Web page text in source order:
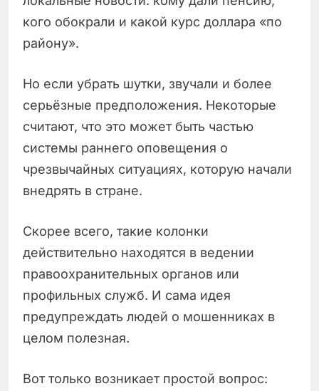
кого обокрали и какой курс доллара «по
району».
Но если убрать шутки, звучали и более
серьёзные предположения. Некоторые
считают, что это может быть частью
системы раннего оповещения о
чрезвычайных ситуациях, которую начали
внедрять в стране.
Скорее всего, такие колонки
действительно находятся в ведении
правоохранительных органов или
профильных служб. И сама идея
предупреждать людей о мошенниках в
целом полезная.
Вот только возникает простой вопрос: